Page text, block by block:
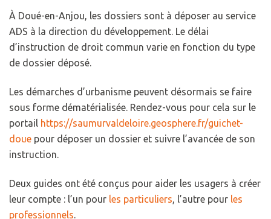
À Doué-en-Anjou, les dossiers sont à déposer au service
ADS à la direction du développement. Le délai
d’instruction de droit commun varie en fonction du type
de dossier déposé.
Les démarches d’urbanisme peuvent désormais se faire
sous forme dématérialisée. Rendez-vous pour cela sur le
portail https://saumurvaldeloire.geosphere.fr/guichet-
doue pour déposer un dossier et suivre l’avancée de son
instruction.
Deux guides ont été conçus pour aider les usagers à créer
leur compte : l’un pour les particuliers, l’autre pour les
professionnels.